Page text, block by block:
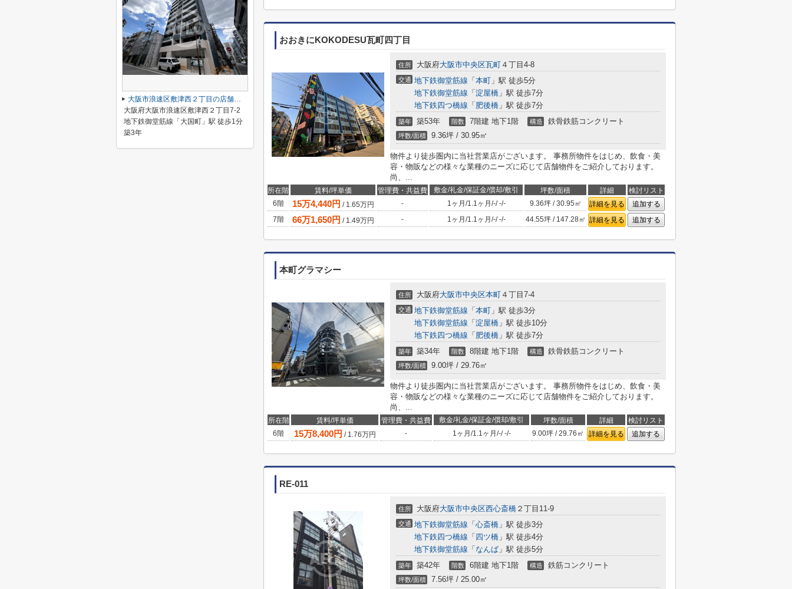
おおきにKOKODESU瓦町四丁目
住所 大阪府大阪市中央区瓦町 ４丁目4-8
交通 地下鉄御堂筋線 「 本町 」駅 徒歩5分
地下鉄御堂筋線 「 淀屋橋 」駅 徒歩7分
地下鉄四つ橋線 「 肥後橋 」駅 徒歩7分
築年 築53年 階数 7階建 地下1階 構造 鉄骨鉄筋コンクリート
坪数/面積 9.36坪 / 30.95㎡
物件より徒歩圏内に当社営業店がございます。 事務所物件をはじめ、飲食・美
容・物販などの様々な業種のニーズに応じて店舗物件をご紹介しております。
尚、...
所在階 賃料/坪単価 管理費・共益費 敷金/礼金/保証金/償却/敷引 坪数/面積 詳細
検討リスト
6階
15万4,440円 / 1.65万円 - 1ヶ月 /1.1ヶ月 /-/-/- 9.36坪 / 30.95㎡ 詳細を見る
追加する
7階
66万1,650円 / 1.49万円 - 1ヶ月 /1.1ヶ月 /-/-/- 44.55坪 / 147.28㎡ 詳細を見る 追加する
本町グラマシー
住所 大阪府大阪市中央区本町 ４丁目7-4
交通 地下鉄御堂筋線 「 本町 」駅 徒歩3分
地下鉄御堂筋線 「 淀屋橋 」駅 徒歩10分
地下鉄四つ橋線 「 肥後橋 」駅 徒歩7分
築年 築34年 階数 8階建 地下1階 構造 鉄骨鉄筋コンクリート
坪数/面積 9.00坪 / 29.76㎡
物件より徒歩圏内に当社営業店がございます。 事務所物件をはじめ、飲食・美
容・物販などの様々な業種のニーズに応じて店舗物件をご紹介しております。
尚、...
所在階 賃料/坪単価 管理費・共益費 敷金/礼金/保証金/償却/敷引 坪数/面積 詳細
検討リスト
6階
15万8,400円 / 1.76万円 - 1ヶ月 /1.1ヶ月 /-/-/- 9.00坪 / 29.76㎡ 詳細を見る 追加する
RE-011
住所 大阪府大阪市中央区西心斎橋 ２丁目11-9
交通 地下鉄御堂筋線 「 心斎橋 」駅 徒歩3分
地下鉄四つ橋線 「 四ツ橋 」駅 徒歩4分
地下鉄御堂筋線 「 なんば 」駅 徒歩5分
築年 築42年 階数 6階建 地下1階 構造 鉄筋コンクリート
坪数/面積 7.56坪 / 25.00㎡
大阪市浪速区敷津西２丁目の店舗一部
大阪府大阪市浪速区敷津西２丁目7-2
地下鉄御堂筋線「大国町」駅 徒歩1分
築3年